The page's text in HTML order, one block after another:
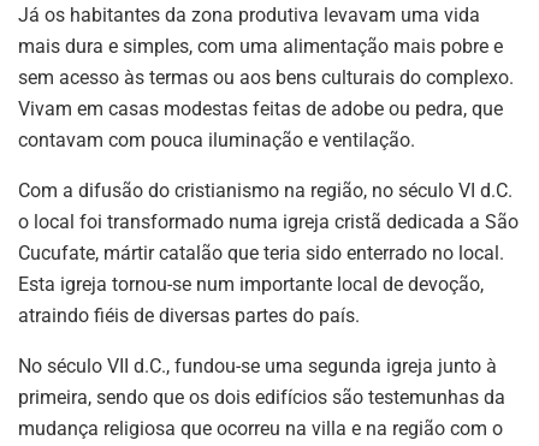
Já os habitantes da zona produtiva levavam uma vida
mais dura e simples, com uma alimentação mais pobre e
sem acesso às termas ou aos bens culturais do complexo.
Vivam em casas modestas feitas de adobe ou pedra, que
contavam com pouca iluminação e ventilação.
Com a difusão do cristianismo na região, no século VI d.C.
o local foi transformado numa igreja cristã dedicada a São
Cucufate, mártir catalão que teria sido enterrado no local.
Esta igreja tornou-se num importante local de devoção,
atraindo fiéis de diversas partes do país.
No século VII d.C., fundou-se uma segunda igreja junto à
primeira, sendo que os dois edifícios são testemunhas da
mudança religiosa que ocorreu na villa e na região com o